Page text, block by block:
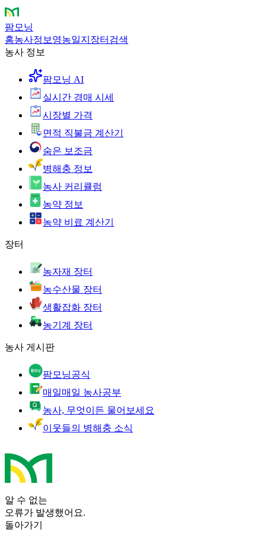
팜모닝
홈농사정보 영농일지 장터 검색
농사 정보
팜모닝 AI
실시간 경매 시세
시장별 가격
면적 직불금 계산기
숨은 보조금
병해충 정보
농사 커리큘럼
농약 정보
농약 비료 계산기
장터
농자재 장터
농수산물 장터
생활잡화 장터
농기계 장터
농사 게시판
팜모닝공식
매일매일 농사공부
농사, 무엇이든 물어보세요
이웃들의 병해충 소식
알 수 없는
오류가 발생했어요.
돌아가기